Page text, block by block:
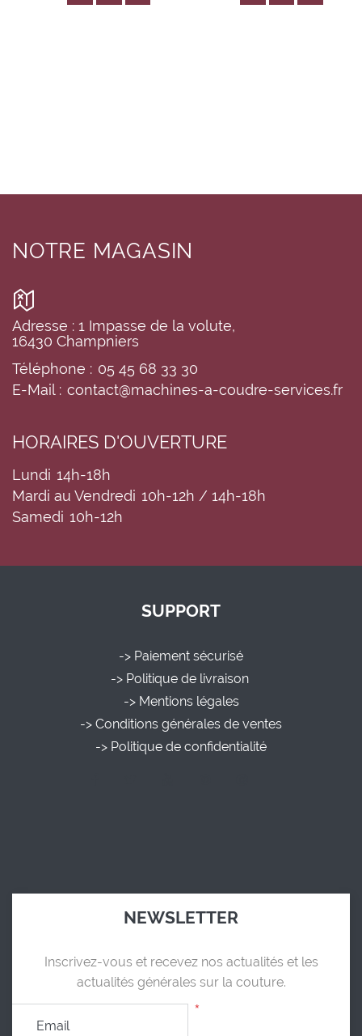
NOTRE MAGASIN
Adresse : 1 Impasse de la volute,
16430 Champniers
Téléphone : 05 45 68 33 30
E-Mail : contact@machines-a-coudre-services.fr
HORAIRES D'OUVERTURE
Lundi 14h-18h
Mardi au Vendredi 10h-12h / 14h-18h
Samedi 10h-12h
SUPPORT
-> Paiement sécurisé
-> Politique de livraison
-> Mentions légales
-> Conditions générales de ventes
-> Politique de confidentialité
NEWSLETTER
Inscrivez-vous et recevez nos actualités et les
actualités générales sur la couture.